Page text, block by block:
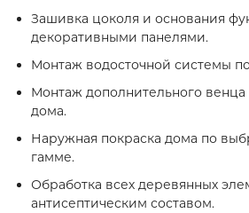
Зашивка цоколя и основания
декоративными панелями.
Монтаж водосточной системы
Монтаж дополнительного венца
дома.
Наружная покраска дома по
гамме.
Обработка всех деревянных
антисептическим составом.